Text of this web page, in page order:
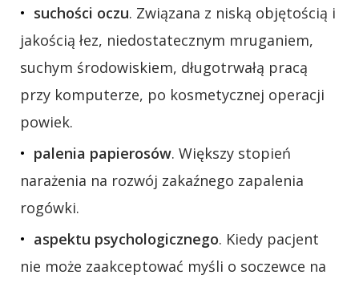
suchości oczu. Związana z niską objętością i
jakością łez, niedostatecznym mruganiem,
suchym środowiskiem, długotrwałą pracą
przy komputerze, po kosmetycznej operacji
powiek.
palenia papierosów. Większy stopień
narażenia na rozwój zakaźnego zapalenia
rogówki.
aspektu psychologicznego. Kiedy pacjent
nie może zaakceptować myśli o soczewce na